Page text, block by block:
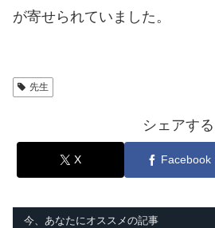
が寄せられていました。
先生
シェアする
X Facebook
今、あなたにオススメの記事